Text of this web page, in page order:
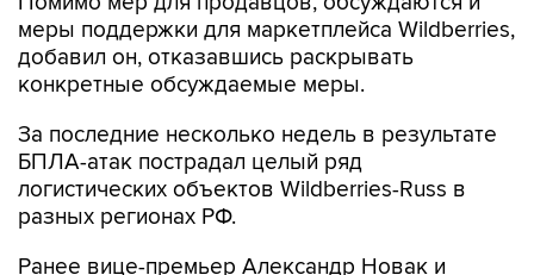
добавил он, отказавшись раскрывать
конкретные обсуждаемые меры.
За последние несколько недель в результате
логистических объектов Wildberries-Russ в
разных регионах РФ.
Ранее вице-премьер Александр Новак и